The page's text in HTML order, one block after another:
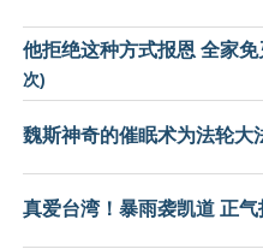
他拒绝这种方式报恩 全家
次)
魏斯神奇的催眠术为法轮大
真爱台湾！暴雨袭凯道 正气